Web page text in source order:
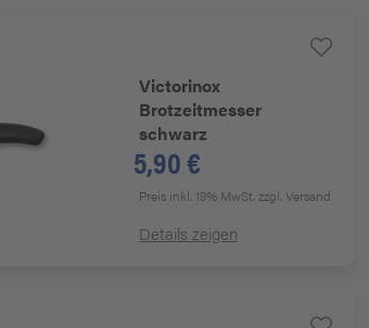
Victorinox
Brotzeitmesser
schwarz
5,90 €
Preis inkl. 19% MwSt.zzgl. Versand
Details zeigen